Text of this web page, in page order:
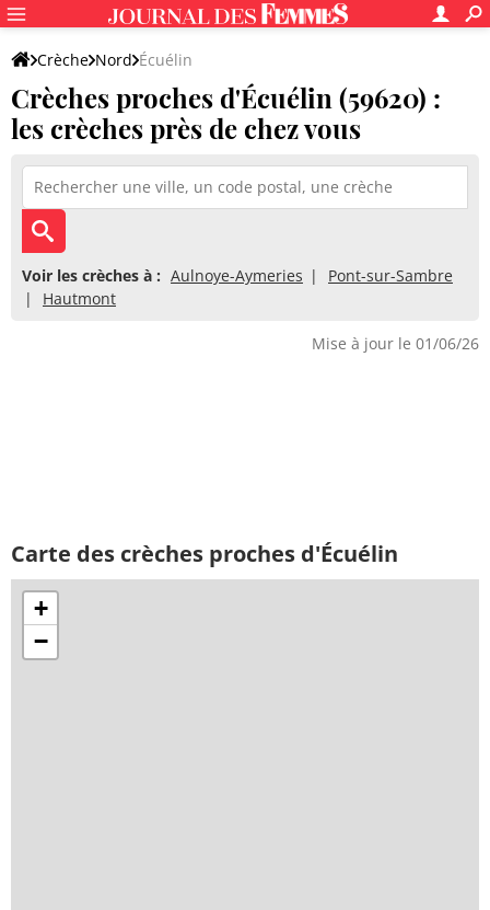
Crèche Nord Écuélin
Crèches proches d'Écuélin (59620) :
les crèches près de chez vous
Voir les crèches à : Aulnoye-Aymeries
Pont-sur-Sambre
Hautmont
Mise à jour le 01/06/26
Carte des crèches proches d'Écuélin
+
−